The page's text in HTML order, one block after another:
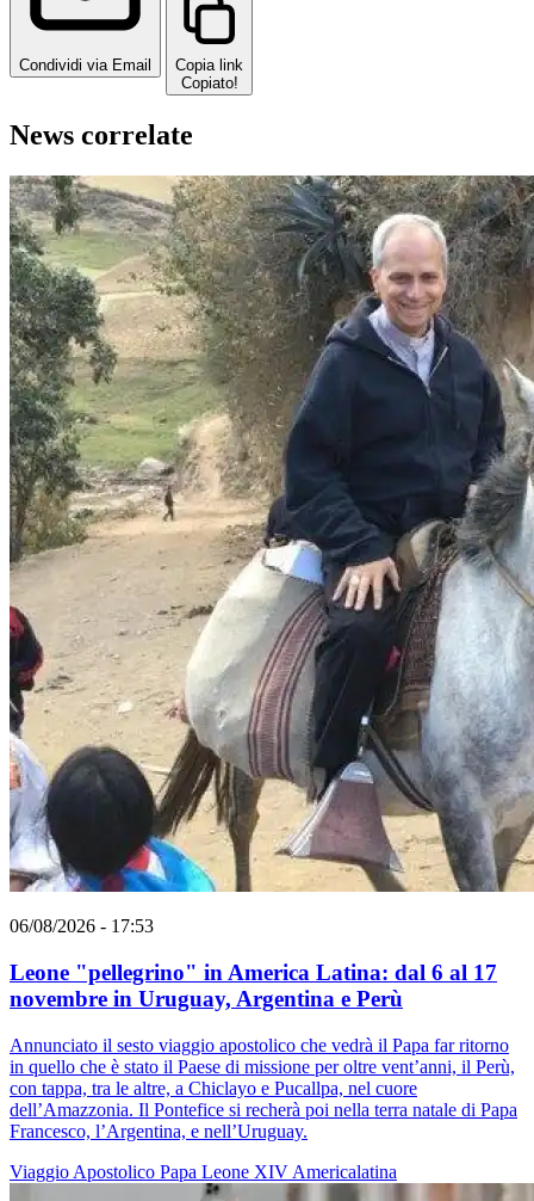
Condividi via Email
Copia link
Copiato!
News correlate
06/08/2026 - 17:53
Leone "pellegrino" in America Latina: dal 6 al 17
novembre in Uruguay, Argentina e Perù
Annunciato il sesto viaggio apostolico che vedrà il Papa far ritorno
in quello che è stato il Paese di missione per oltre vent’anni, il Perù,
con tappa, tra le altre, a Chiclayo e Pucallpa, nel cuore
dell’Amazzonia. Il Pontefice si recherà poi nella terra natale di Papa
Francesco, l’Argentina, e nell’Uruguay.
Viaggio Apostolico Papa Leone XIV Americalatina